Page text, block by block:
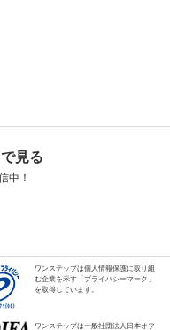
見る
中！
ワンステップは個人情報保護に取り組
む企業を示す「プライバシーマーク」
を取得しています。
ワンステップは一般社団法人日本オフ